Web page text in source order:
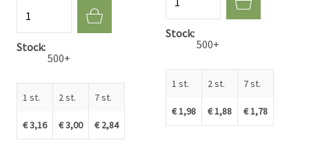
Stock
500+
1 st.
€ 3,16
2 st.
€ 3,00
7 st.
€ 2,84
Stock
500+
1 st.
€ 1,98
2 st.
€ 1,88
7 st.
€ 1,78